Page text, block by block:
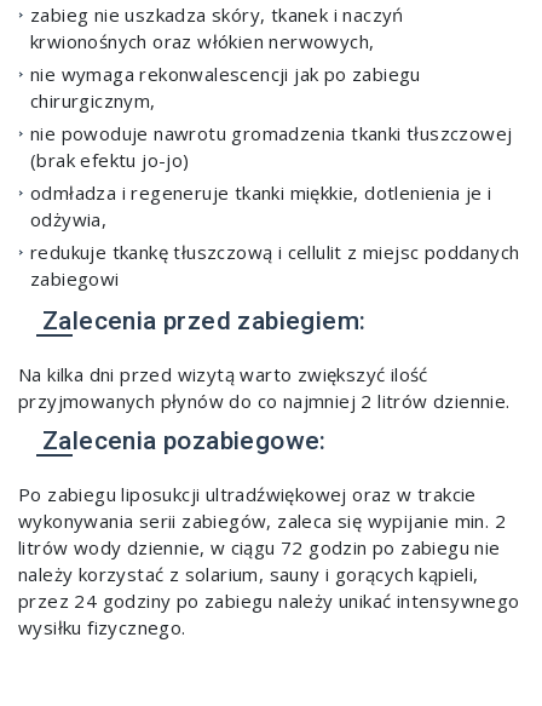
zabieg nie uszkadza skóry, tkanek i naczyń
krwionośnych oraz włókien nerwowych,
nie wymaga rekonwalescencji jak po zabiegu
chirurgicznym,
nie powoduje nawrotu gromadzenia tkanki tłuszczowej
(brak efektu jo-jo)
odmładza i regeneruje tkanki miękkie, dotlenienia je i
odżywia,
redukuje tkankę tłuszczową i cellulit z miejsc poddanych
zabiegowi
Zalecenia przed zabiegiem:
Na kilka dni przed wizytą warto zwiększyć ilość
przyjmowanych płynów do co najmniej 2 litrów dziennie.
Zalecenia pozabiegowe:
Po zabiegu liposukcji ultradźwiękowej oraz w trakcie
wykonywania serii zabiegów, zaleca się wypijanie min. 2
litrów wody dziennie, w ciągu 72 godzin po zabiegu nie
należy korzystać z solarium, sauny i gorących kąpieli,
przez 24 godziny po zabiegu należy unikać intensywnego
wysiłku fizycznego.